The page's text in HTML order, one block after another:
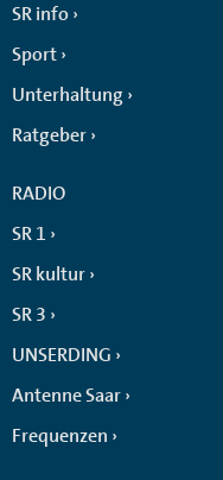
SR info
Sport
Unterhaltung
Ratgeber
RADIO
SR 1
SR kultur
SR 3
UNSERDING
Antenne Saar
Frequenzen